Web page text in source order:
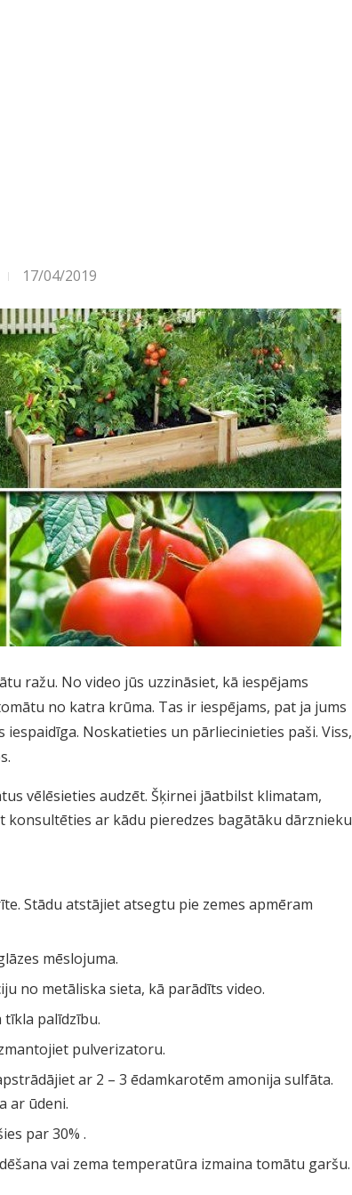
17/04/2019
ražu. No video jūs uzzināsiet, kā iespējams
no katra krūma. Tas ir iespējams, pat ja jums
Noskatieties un pārliecinieties paši. Viss,
vēlēsieties audzēt. Šķirnei jāatbilst klimatam,
konsultēties ar kādu pieredzes bagātāku dārznieku
Stādu atstājiet atsegtu pie zemes apmēram
mēslojuma.
no metāliska sieta, kā parādīts video.
palīdzību.
pulverizatoru.
ar 2 – 3 ēdamkarotēm amonija sulfāta.
ar ūdeni.
par 30% .
vai zema temperatūra izmaina tomātu garšu.